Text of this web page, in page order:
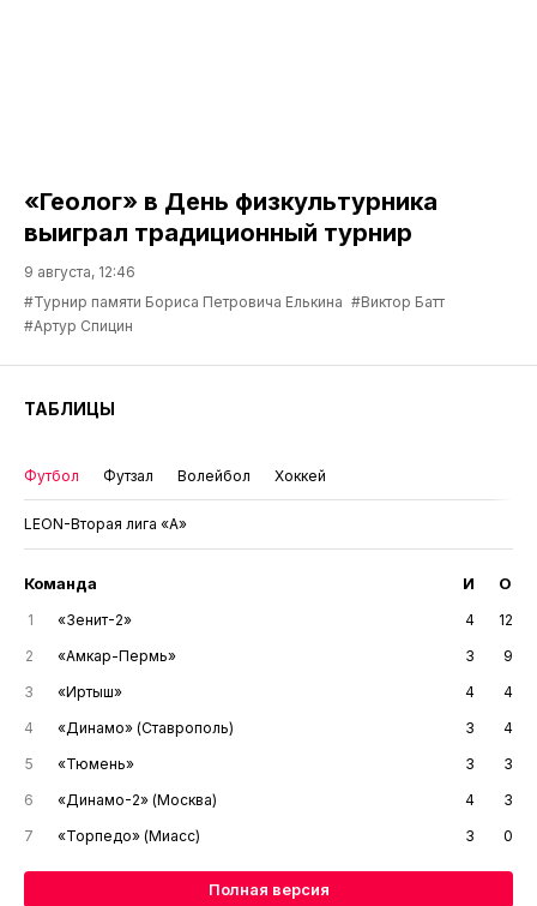
«Геолог» в День физкультурника
выиграл традиционный турнир
9 августа, 12:46
#Турнир памяти Бориса Петровича Елькина #Виктор Батт
#Артур Спицин
ТАБЛИЦЫ
Футбол Футзал Волейбол Хоккей
LEON-Вторая лига «А»
Команда И О
1 «Зенит-2» 4
12
2
«Амкар-Пермь» 3
9
3
«Иртыш» 4
4
4
«Динамо» (Ставрополь) 3
4
5
«Тюмень» 3
3
6
«Динамо-2» (Москва) 4
3
7
«Торпедо» (Миасс) 3 0
Полная версия